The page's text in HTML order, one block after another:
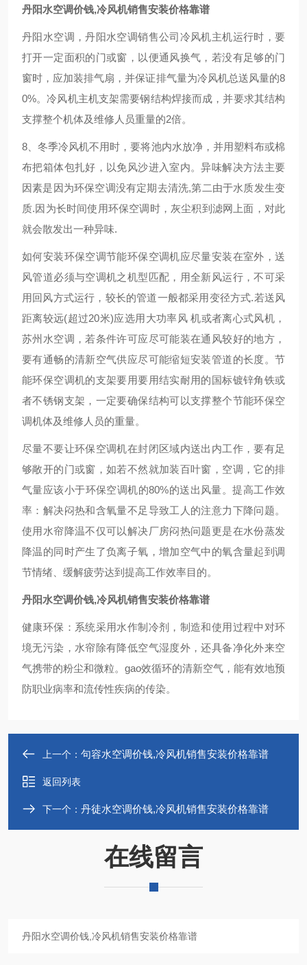
丹阳水空调价钱,冷风机销售安装价格靠谱
丹阳水空调，丹阳水空调销售公司冷风机主机运行时，要
打开一定面积的门或窗，以便通风换气，若没有足够的门
窗时，应加装排气扇，并保证排气量为冷风机总送风量的8
0%。冷风机主机支架需要钢结构焊接而成，并要求其结构
支撑整个机体及维修人员重量的2倍。
8、冬季冷风机不用时，要将池内水放净，并用塑料布或棉
布把箱体包扎好，以免风沙进入室内。异味解决方法主要
因素是因为环保空调没有定期去清洗,第二由于水质发生变
质.因为长时间使用环保空调时，灰尘积到滤网上面，对此
就会散发出一种异味.
如何安装环保空调节能环保空调机应尽量安装在室外，送
风管道必须与空调机之机型匹配，用全新风运行，不可采
用回风方式运行，较长的管道一般都采用变径方式.若送风
距离较远(超过20米)应选用大功率风 机或者离心式风机，
苏州水空调，若条件许可应尽可能装在通风较好的地方，
要有通畅的清新空气供应尽可能缩短安装管道的长度。节
能环保空调机的支架要用要用结实耐用的国标镀锌角铁或
者不锈钢支架，一定要确保结构可以支撑整个节能环保空
调机体及维修人员的重量。
尽量不要让环保空调机在封闭区域内送出内工作，要有足
够敞开的门或窗，如若不然就加装百叶窗，空调，它的排
气量应该小于环保空调机的80%的送出风量。提高工作效
率：解决闷热和含氧量不足导致工人的注意力下降问题。
使用水帘降温不仅可以解决厂房闷热问题更是在水份蒸发
降温的同时产生了负离子氧，增加空气中的氧含量起到调
节情绪、缓解疲劳达到提高工作效率目的。
丹阳水空调价钱,冷风机销售安装价格靠谱
健康环保：系统采用水作制冷剂，制造和使用过程中对环
境无污染，水帘除有降低空气湿度外，还具备净化外来空
气携带的粉尘和微粒。gao效循环的清新空气，能有效地预
防职业病率和流传性疾病的传染。
上一个： 句容水空调价钱,冷风机销售安装价格靠谱
返回列表
下一个： 丹徒水空调价钱,冷风机销售安装价格靠谱
在线留言